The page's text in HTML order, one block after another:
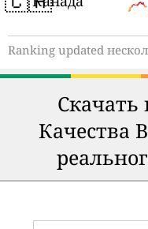
Ranking updated
Скачать
Качества